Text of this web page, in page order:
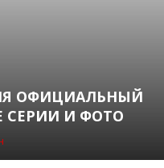
ОФИЦИАЛЬНЫЙ
СЕРИИ И ФОТО